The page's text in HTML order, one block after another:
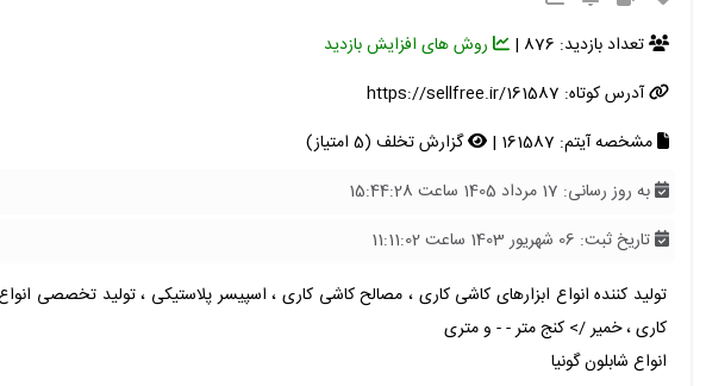
تعداد بازدید: 876 |
روش های افزایش بازدید
آدرس کوتاه: https://sellfree.ir/161587
مشخصه آیتم: 161587 |
گزارش تخلف (5 امتیاز)
به روز رسانی: 17 مرداد 1405 ساعت 15:44:28
تاریخ ثبت: 06 شهریور 1403 ساعت 11:11:02
تولید کننده انواع ابزارهای کاشی کاری ، مصالح کاشی کاری ، اسپیسر پلاستیکی ، تولید تخصصی
کاری ، خمیر /> کنج متر - - و متری
انواع شابلون گونیا